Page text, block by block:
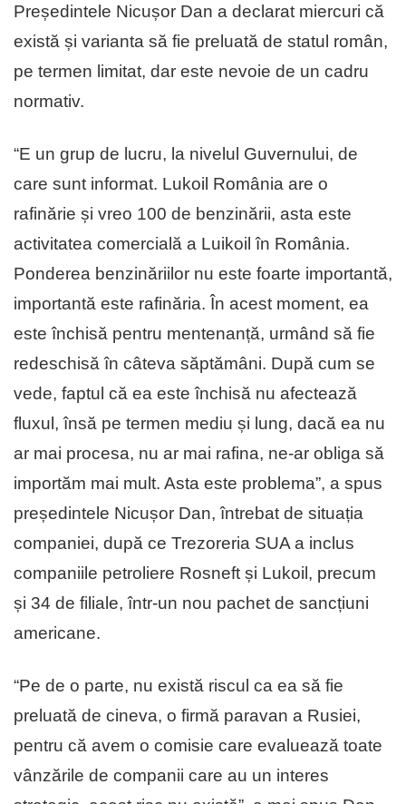
Președintele Nicușor Dan a declarat miercuri că
există și varianta să fie preluată de statul român,
pe termen limitat, dar este nevoie de un cadru
normativ.
“E un grup de lucru, la nivelul Guvernului, de
care sunt informat. Lukoil România are o
rafinărie și vreo 100 de benzinării, asta este
activitatea comercială a Luikoil în România.
Ponderea benzinăriilor nu este foarte importantă,
importantă este rafinăria. În acest moment, ea
este închisă pentru mentenanță, urmând să fie
redeschisă în câteva săptămâni. După cum se
vede, faptul că ea este închisă nu afectează
fluxul, însă pe termen mediu și lung, dacă ea nu
ar mai procesa, nu ar mai rafina, ne-ar obliga să
importăm mai mult. Asta este problema”, a spus
președintele Nicușor Dan, întrebat de situația
companiei, după ce Trezoreria SUA a inclus
companiile petroliere Rosneft și Lukoil, precum
și 34 de filiale, într-un nou pachet de sancțiuni
americane.
“Pe de o parte, nu există riscul ca ea să fie
preluată de cineva, o firmă paravan a Rusiei,
pentru că avem o comisie care evaluează toate
vânzările de companii care au un interes